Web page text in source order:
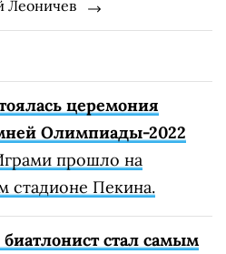
Леоничев
церемония
Олимпиады-2022
прошло на
стадионе Пекина.
стал самым